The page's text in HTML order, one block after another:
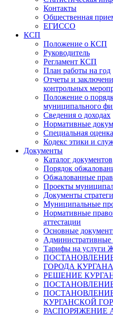
Контакты
Общественная
ЕГИССО
КСП
Положение о КСП
Руководитель
Регламент КСП
План работы на год
Отчеты и
контрольных
Положение о
муниципального
Сведения о доходах
Нормативные
Специальная
Кодекс этики и
Документы
Каталог документов
Порядок
Обжалованные
Проекты
Документы
Муниципальные
Нормативные
аттестации
Основные
Административные
Тарифы на услуги
ГОРОДА КУРГАНА
РЕШЕНИЕ
КУРГАНСКОЙ
РАСПОРЯЖЕНИЕ